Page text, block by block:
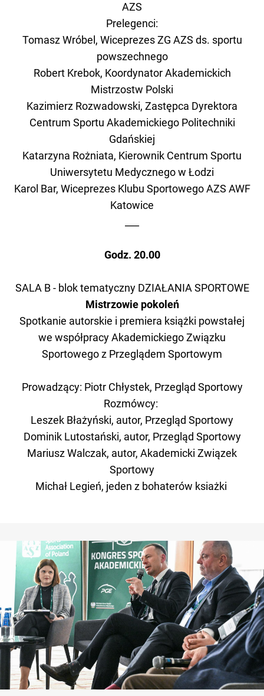
AZS
Prelegenci:
Tomasz Wróbel, Wiceprezes ZG AZS ds. sportu
powszechnego
Robert Krebok, Koordynator Akademickich
Mistrzostw Polski
Kazimierz Rozwadowski, Zastępca Dyrektora
Centrum Sportu Akademickiego Politechniki
Gdańskiej
Katarzyna Rożniata, Kierownik Centrum Sportu
Uniwersytetu Medycznego w Łodzi
Karol Bar, Wiceprezes Klubu Sportowego AZS AWF
Katowice
Godz. 20.00
SALA B - blok tematyczny DZIAŁANIA SPORTOWE
Mistrzowie pokoleń
Spotkanie autorskie i premiera książki powstałej
we współpracy Akademickiego Związku
Sportowego z Przeglądem Sportowym
Prowadzący: Piotr Chłystek, Przegląd Sportowy
Rozmówcy:
Leszek Błażyński, autor, Przegląd Sportowy
Dominik Lutostański, autor, Przegląd Sportowy
Mariusz Walczak, autor, Akademicki Związek
Sportowy
Michał Legień, jeden z bohaterów ksiażki